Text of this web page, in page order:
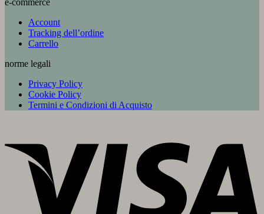
Account
Tracking dell’ordine
Carrello
norme legali
Privacy Policy
Cookie Policy
Termini e Condizioni di Acquisto